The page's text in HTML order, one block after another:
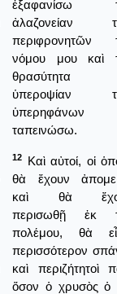
ἐξαφανίσω
ἀλαζονείαν
περιφρονητῶν
νόμου μου καὶ
θρασύτητα
ὑπεροψίαν
ὑπερηφάνων
ταπεινώσω.
12
Καὶ αὐτοί, οἱ
θὰ ἔχουν
καὶ θὰ
περισωθῇ ἐκ
πολέμου, θὰ
περισσότερον
καὶ περιζήτητοὶ
ὅσον ὁ χρυσὸς ὁ